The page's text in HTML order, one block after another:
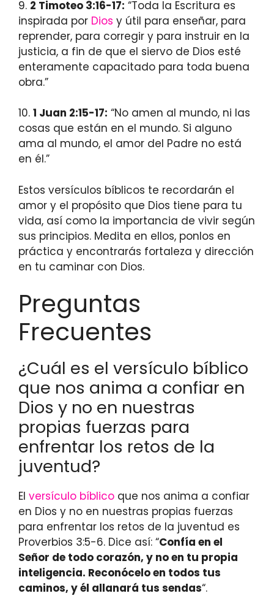
9. 2 Timoteo 3:16-17: “Toda la Escritura es
inspirada por Dios y útil para enseñar, para
reprender, para corregir y para instruir en la
justicia, a fin de que el siervo de Dios esté
enteramente capacitado para toda buena
obra.”
10. 1 Juan 2:15-17: “No amen al mundo, ni las
cosas que están en el mundo. Si alguno
ama al mundo, el amor del Padre no está
en él.”
Estos versículos bíblicos te recordarán el
amor y el propósito que Dios tiene para tu
vida, así como la importancia de vivir según
sus principios. Medita en ellos, ponlos en
práctica y encontrarás fortaleza y dirección
en tu caminar con Dios.
Preguntas
Frecuentes
¿Cuál es el versículo bíblico
que nos anima a confiar en
Dios y no en nuestras
propias fuerzas para
enfrentar los retos de la
juventud?
El versículo bíblico que nos anima a confiar
en Dios y no en nuestras propias fuerzas
para enfrentar los retos de la juventud es
Proverbios 3:5-6. Dice así: “Confía en el
Señor de todo corazón, y no en tu propia
inteligencia. Reconócelo en todos tus
caminos, y él allanará tus sendas“.